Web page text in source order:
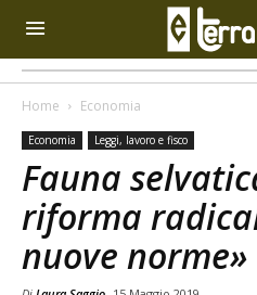
Home Economia
Economia Leggi, lavoro e fisco
Fauna
riforma
nuove norme»